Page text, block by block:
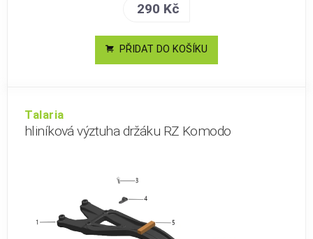
290 Kč
PŘIDAT DO KOŠÍKU
Talaria
hliníková výztuha držáku RZ Komodo